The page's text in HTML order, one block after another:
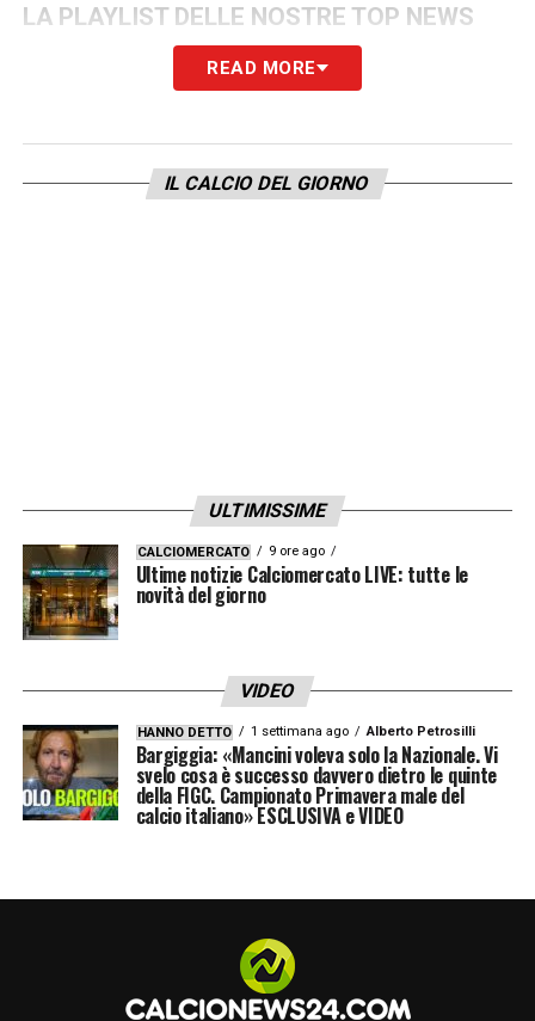
LA PLAYLIST DELLE NOSTRE TOP NEWS
READ MORE
IL CALCIO DEL GIORNO
ULTIMISSIME
CALCIOMERCATO 9 ore ago
Ultime notizie Calciomercato LIVE: tutte le
novità del giorno
VIDEO
HANNO DETTO 1 settimana ago Alberto Petrosilli
Bargiggia: «Mancini voleva solo la Nazionale. Vi
svelo cosa è successo davvero dietro le quinte
della FIGC. Campionato Primavera male del
calcio italiano» ESCLUSIVA e VIDEO